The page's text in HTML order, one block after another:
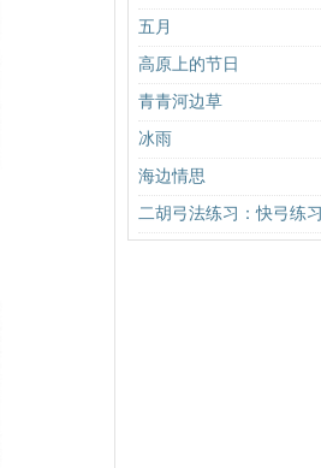
五月
高原上的节日
青青河边草
冰雨
海边情思
二胡弓法练习：快弓练习